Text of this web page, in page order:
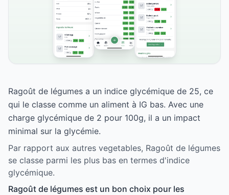
Ragoût de légumes a un indice glycémique de 25, ce
qui le classe comme un aliment à IG bas. Avec une
charge glycémique de 2 pour 100g, il a un impact
minimal sur la glycémie.
Par rapport aux autres vegetables, Ragoût de légumes
se classe parmi les plus bas en termes d'indice
glycémique.
Ragoût de légumes est un bon choix pour les